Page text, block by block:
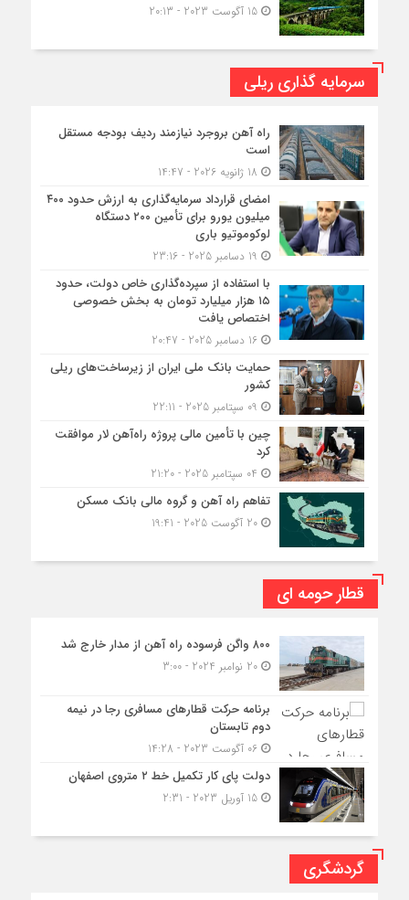
15 آگوست 2023 - 20:13
سرمایه گذاری ریلی
راه آهن بروجرد نیازمند ردیف بودجه مستقل
است
امضای قرارداد سرمایه‌گذاری به ارزش حدود ۴۰۰
میلیون یورو برای تأمین ۲۰۰ دستگاه
لوکوموتیو باری
با استفاده از سپرده‌گذاری خاص دولت، حدود
۱۵ هزار میلیارد تومان به بخش خصوصی
اختصاص یافت
16 دسامبر 2025 - 20:47
حمایت بانک ملی ایران از زیرساخت‌های ریلی
کشور
چین با تأمین مالی پروژه راه‌آهن لار موافقت
کرد
تفاهم راه آهن و گروه مالی بانک مسکن
20 آگوست 2025 - 19:41
قطار حومه ای
۸۰۰ واگن فرسوده راه آهن از مدار خارج شد
20 نوامبر 2024 - 3:00
برنامه حرکت قطارهای مسافری رجا در نیمه
دوم تابستان
06 آگوست 2023 - 14:28
دولت پای کار تکمیل خط ۲ متروی اصفهان
15 آوریل 2023 - 2:31
گردشگری